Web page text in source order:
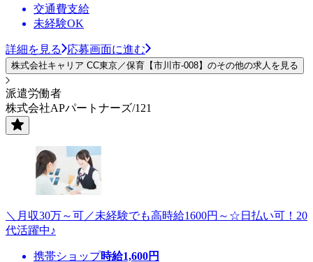
交通費支給
未経験OK
詳細を見る 応募画面に進む
株式会社キャリア CC東京／保育【市川市-008】のその他の求人を見る
派遣労働者
株式会社APパートナーズ/121
＼月収30万～可／未経験でも高時給1600円～☆日払い可！20
代活躍中♪
携帯ショップ時給1,600円